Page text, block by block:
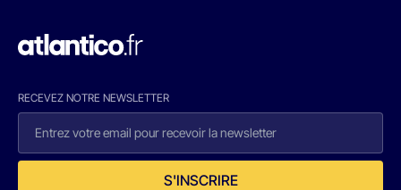
RECEVEZ NOTRE NEWSLETTER
S'INSCRIRE